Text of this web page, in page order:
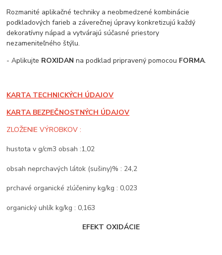
Rozmanité aplikačné techniky a neobmedzené kombinácie
podkladových farieb a záverečnej úpravy konkretizujú každý
dekoratívny nápad a vytvárajú súčasné priestory
nezameniteľného štýlu.
- Aplikujte ROXIDAN na podklad pripravený pomocou FORMA.
KARTA TECHNICKÝCH ÚDAJOV
KARTA BEZPEČNOSTNÝCH ÚDAJOV
ZLOŽENIE VÝROBKOV :
hustota v g/cm3 obsah :1,02
obsah neprchavých látok (sušiny)% : 24,2
prchavé organické zlúčeniny kg/kg : 0,023
organický uhlík kg/kg : 0,163
EFEKT OXIDÁCIE